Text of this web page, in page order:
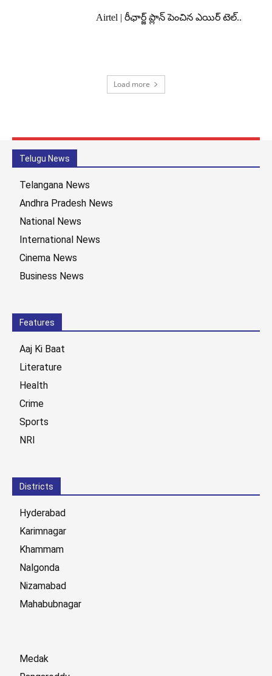
Airtel | రీఛార్జ్ ప్లాన్ పెంచిన ఎయిర్ టెల్..
Load more
Telugu News
Telangana News
Andhra Pradesh News
National News
International News
Cinema News
Business News
Features
Aaj Ki Baat
Literature
Health
Crime
Sports
NRI
Districts
Hyderabad
Karimnagar
Khammam
Nalgonda
Nizamabad
Mahabubnagar
Medak